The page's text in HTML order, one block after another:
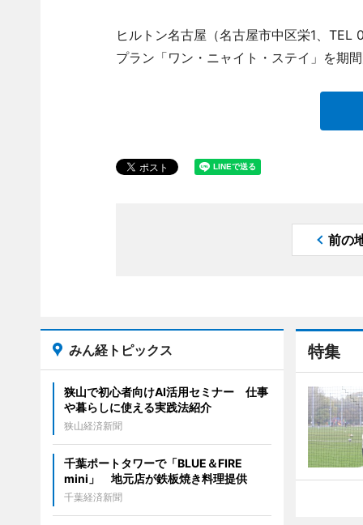
ヒルトン名古屋（名古屋市中区栄1、TEL
プラン「ワン・ニャイト・ステイ」を期
前の
特集
みん経トピックス
狭山で初心者向けAI活用セミナー 仕事
や暮らしに使える実践法紹介
狭山経済新聞
千葉ポートタワーで「BLUE＆FIRE
mini」 地元店が鉄板焼き料理提供
千葉経済新聞